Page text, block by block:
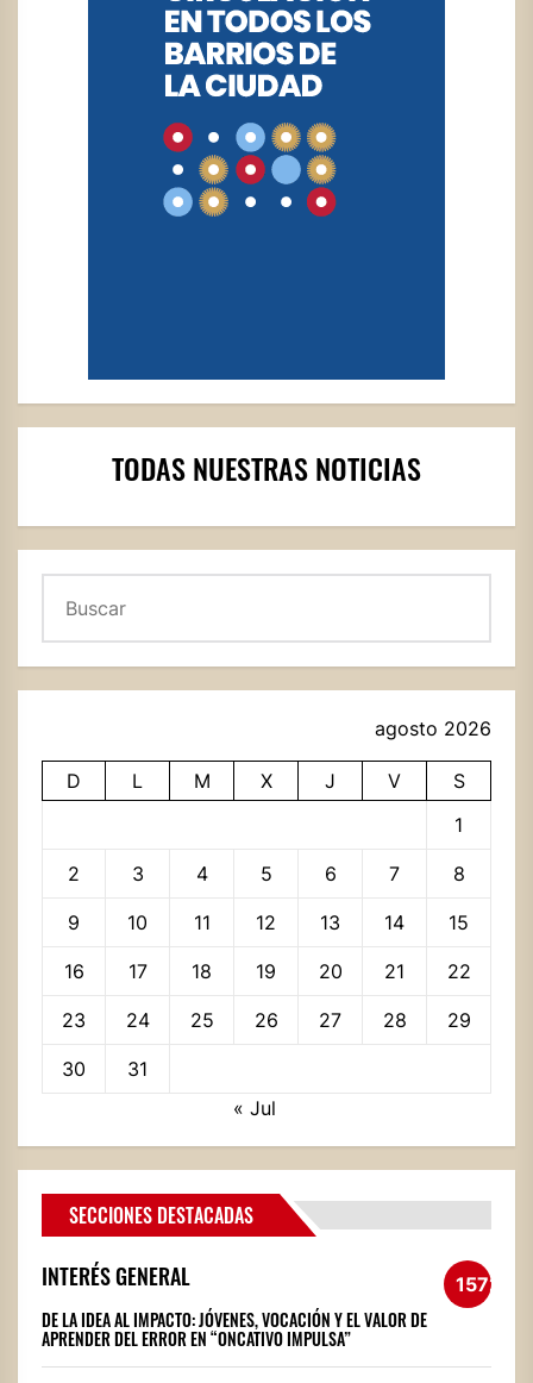
TODAS NUESTRAS NOTICIAS
agosto 2026
D L M X J V
S
1
2 3 4 5 6 7 8
9 10 11 12 13 14 15
16 17 18 19 20 21 22
23 24 25 26 27 28 29
30
31
« Jul
SECCIONES DESTACADAS
INTERÉS GENERAL 1572
DE LA IDEA AL IMPACTO: JÓVENES, VOCACIÓN Y EL VALOR DE
APRENDER DEL ERROR EN “ONCATIVO IMPULSA”